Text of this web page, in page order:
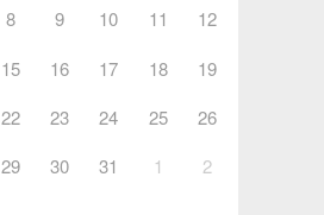
8 9 10 11
12
15 16 17 18
19
22 23 24 25
26
29 30 31 1 2